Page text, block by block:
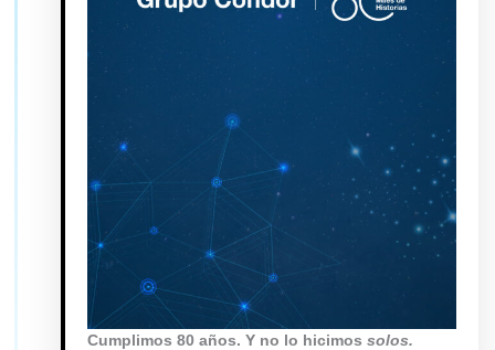
Cumplimos 80 años. Y no lo hicimos solos.